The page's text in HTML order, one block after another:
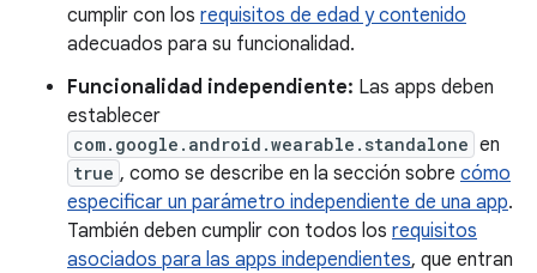
cumplir con los requisitos de edad y contenido
adecuados para su funcionalidad.
Funcionalidad independiente: Las apps deben
establecer
com.google.android.wearable.standalone en
true , como se describe en la sección sobre cómo
especificar un parámetro independiente de una app.
También deben cumplir con todos los requisitos
asociados para las apps independientes, que entran